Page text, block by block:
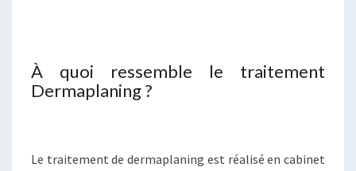
À quoi ressemble le traitement
Dermaplaning ?
Le traitement de dermaplaning est réalisé en cabinet